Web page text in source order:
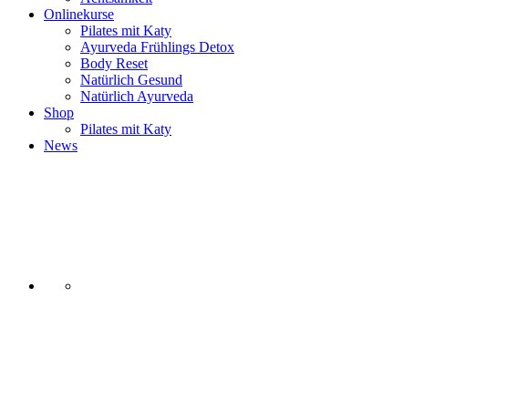
Onlinekurse
Pilates mit Katy
Ayurveda Frühlings Detox
Body Reset
Natürlich Gesund
Natürlich Ayurveda
Shop
Pilates mit Katy
News